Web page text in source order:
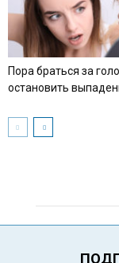
Пора браться за
остановить